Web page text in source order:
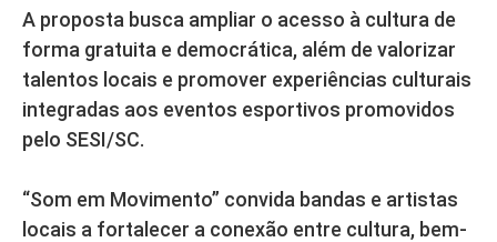
A proposta busca ampliar o acesso à cultura de
forma gratuita e democrática, além de valorizar
talentos locais e promover experiências culturais
integradas aos eventos esportivos promovidos
pelo SESI/SC.
“Som em Movimento” convida bandas e artistas
locais a fortalecer a conexão entre cultura, bem-